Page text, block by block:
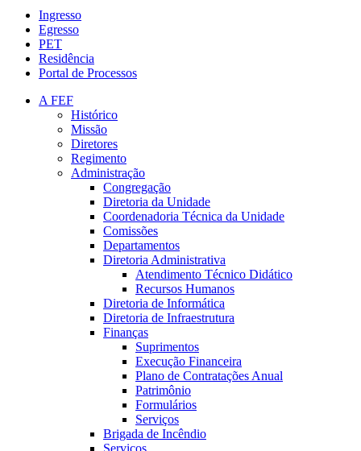
Ingresso
Egresso
PET
Residência
Portal de Processos
A FEF
Histórico
Missão
Diretores
Regimento
Administração
Congregação
Diretoria da Unidade
Coordenadoria Técnica da Unidade
Comissões
Departamentos
Diretoria Administrativa
Atendimento Técnico Didático
Recursos Humanos
Diretoria de Informática
Diretoria de Infraestrutura
Finanças
Suprimentos
Execução Financeira
Plano de Contratações Anual
Patrimônio
Formulários
Serviços
Brigada de Incêndio
Serviços